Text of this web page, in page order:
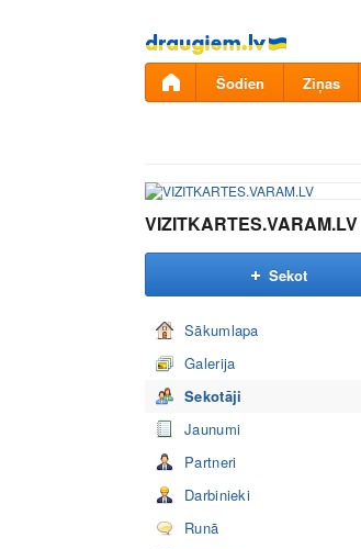
Pāriet
uz
saturu
Šodien Ziņas
VIZITKARTES.VARAM.LV
Sekot
Sākumlapa
Galerija
Sekotāji
Jaunumi
Partneri
Darbinieki
Runā